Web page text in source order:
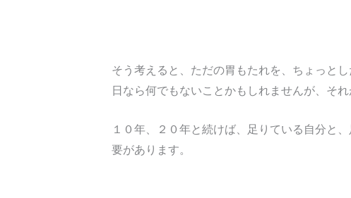
そう考えると、ただの胃もたれを、ちょっと
日なら何でもないことかもしれませんが、それ
１０年、２０年と続けば、足りている自分と
要があります。